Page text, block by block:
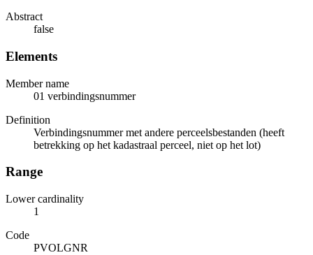
Abstract
false
Elements
Member name
01 verbindingsnummer
Definition
Verbindingsnummer met andere perceelsbestanden (heeft
betrekking op het kadastraal perceel, niet op het lot)
Range
Lower cardinality
1
Code
PVOLGNR